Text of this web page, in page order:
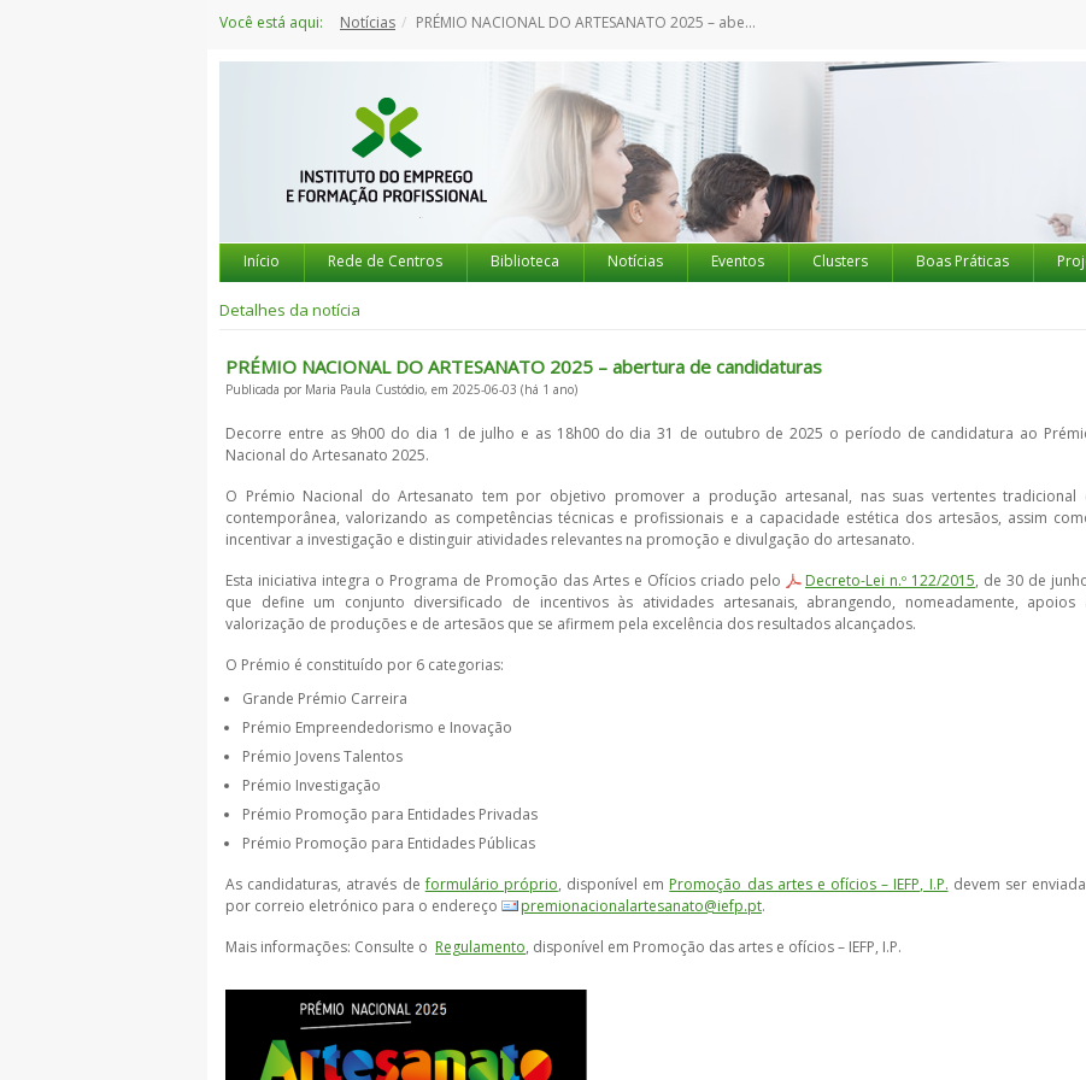
para
Você está aqui: Notícias PRÉMIO NACIONAL DO ARTESANATO 2025 – abertura de candidaturas
Início Rede de Centros Biblioteca Notícias Eventos Clusters Boas Práticas
Detalhes da notícia
PRÉMIO NACIONAL DO ARTESANATO 2025 – abertura de candidaturas
Publicada por Maria Paula Custódio, em 2025-06-03 (há 1 ano)
Decorre entre as 9h00 do dia 1 de julho e as 18h00 do dia 31 de outubro de 2025 o período de candidatura ao
Nacional do Artesanato 2025.
O Prémio Nacional do Artesanato tem por objetivo promover a produção artesanal, nas suas vertentes tradicional
contemporânea, valorizando as competências técnicas e profissionais e a capacidade estética dos artesãos, assim
incentivar a investigação e distinguir atividades relevantes na promoção e divulgação do artesanato.
Esta iniciativa integra o Programa de Promoção das Artes e Ofícios criado pelo
Decreto-Lei n.º 122/2015, de 30 de
que define um conjunto diversificado de incentivos às atividades artesanais, abrangendo, nomeadamente, apoios
valorização de produções e de artesãos que se afirmem pela excelência dos resultados alcançados.
O Prémio é constituído por 6 categorias:
Grande Prémio Carreira
Prémio Empreendedorismo e Inovação
Prémio Jovens Talentos
Prémio Investigação
Prémio Promoção para Entidades Privadas
Prémio Promoção para Entidades Públicas
As candidaturas, através deformulário próprio, disponível em Promoção das artes e ofícios – IEFP, I.P. devem ser
por correio eletrónico para o endereço
premionacionalartesanato@iefp.pt.
Mais informações: Consulte o Regulamento, disponível em Promoção das artes e ofícios – IEFP, I.P.